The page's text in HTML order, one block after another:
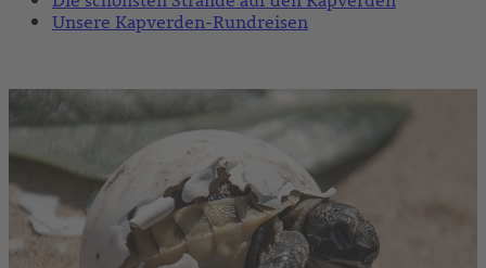
Unsere Kapverden-Rundreisen